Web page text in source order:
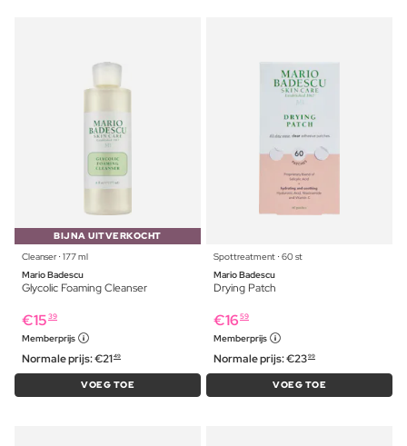
BIJNA UITVERKOCHT
Cleanser ⋅ 177 ml
Mario Badescu
Glycolic Foaming Cleanser
€15 39
Memberprijs
Normale prijs:€2149
VOEG TOE
Spottreatment ⋅ 60 st
Mario Badescu
Drying Patch
€16 59
Memberprijs
Normale prijs:€2399
VOEG TOE